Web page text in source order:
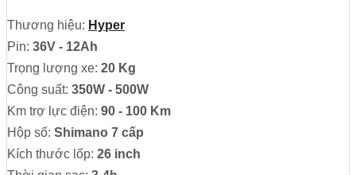
Thương hiệu: Hyper
Pin: 36V - 12Ah
Trọng lượng xe: 20 Kg
Công suất: 350W - 500W
Km trợ lực điện: 90 - 100 Km
Hộp số: Shimano 7 cấp
Kích thước lốp: 26 inch